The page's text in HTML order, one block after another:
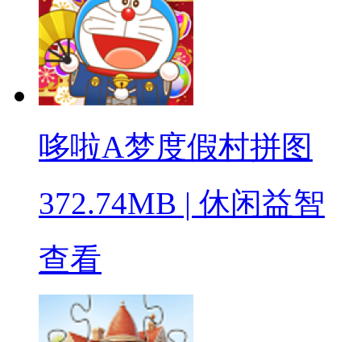
哆啦A梦度假村拼图
372.74MB | 休闲益智
查看